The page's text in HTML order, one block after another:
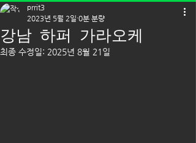
강남 하퍼 가라오케
prrit3
2023년 5월 2일 0분 분량
최종 수정일: 2025년 8월 21일